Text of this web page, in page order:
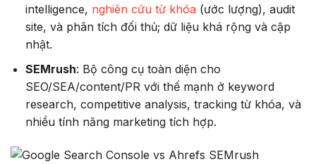
intelligence, nghiên cứu từ khóa(ước lượng), audit
site, và phân tích đối thủ; dữ liệu khá rộng và cập
nhật.
SEMrush: Bộ công cụ toàn diện cho
SEO/SEA/content/PR với thế mạnh ở keyword
research, competitive analysis, tracking từ khóa, và
nhiều tính năng marketing tích hợp.